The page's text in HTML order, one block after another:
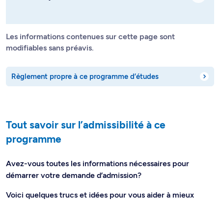
Les informations contenues sur cette page sont
modifiables sans préavis.
Règlement propre à ce programme d’études
Tout savoir sur l’admissibilité à ce
programme
Avez-vous toutes les informations nécessaires pour
démarrer votre demande d’admission?
Voici quelques trucs et idées pour vous aider à mieux